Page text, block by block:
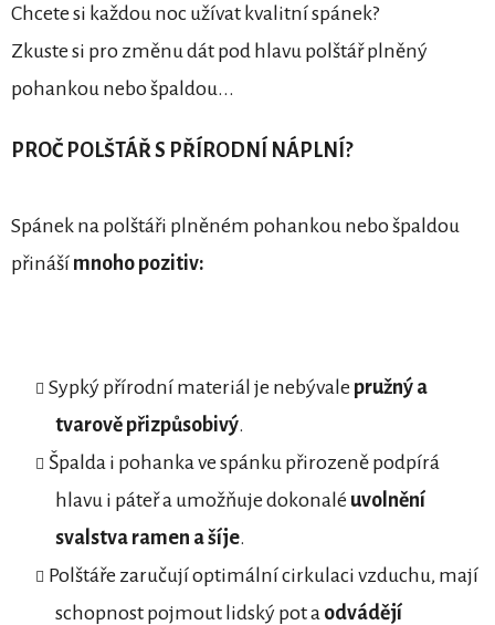
Chcete si každou noc užívat kvalitní spánek?
Zkuste si pro změnu dát pod hlavu polštář plněný
pohankou nebo špaldou...
PROČ POLŠTÁŘ S PŘÍRODNÍ NÁPLNÍ?
Spánek na polštáři plněném pohankou nebo špaldou
přináší mnoho pozitiv:
Sypký přírodní materiál je nebývale pružný a
tvarově přizpůsobivý.
Špalda i pohanka ve spánku přirozeně podpírá
hlavu i páteř a umožňuje dokonalé uvolnění
svalstva ramen a šíje.
Polštáře zaručují optimální cirkulaci vzduchu, mají
schopnost pojmout lidský pot a odvádějí